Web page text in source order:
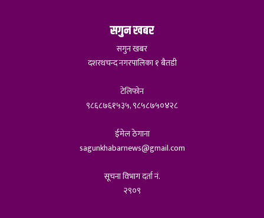
सगुन खबर
सगुन खबर
दशरथचन्द नगरपालिका १ बैतडी
टेलिफोन
९८६८७६१५३५, ९८५८७५०४२८
ईमेल ठेगाना
sagunkhabarnews@gmail.com
सूचना विभाग दर्ता नं.
२९०९